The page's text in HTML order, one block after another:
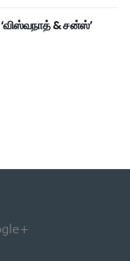
& சன்ஸ்’